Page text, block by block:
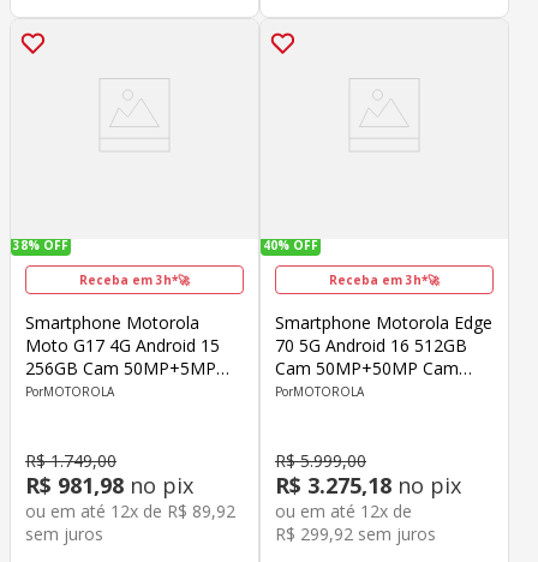
38% OFF
Receba em 3h*🚀
Smartphone Motorola
Moto G17 4G Android 15
256GB Cam 50MP+5MP
Cam Front 32MP Octa-Core
MOTOROLA
R$ 1.749,00
R$ 981,98 no pix
ou em até 12x de R$ 89,92
sem juros
40% OFF
Receba em 3h*🚀
Smartphone Motorola Edge
70 5G Android 16 512GB
Cam 50MP+50MP Cam
Front 50MP Snapdragon 7
MOTOROLA
R$ 5.999,00
R$ 3.275,18 no pix
ou em até 12x de
R$ 299,92 sem juros